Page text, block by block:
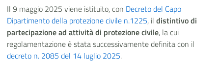
Il 9 maggio 2025 viene istituito, con Decreto del Capo
Dipartimento della protezione civile n.1225, il distintivo di
partecipazione ad attività di protezione civile, la cui
regolamentazione è stata successivamente definita con il
decreto n. 2085 del 14 luglio 2025.